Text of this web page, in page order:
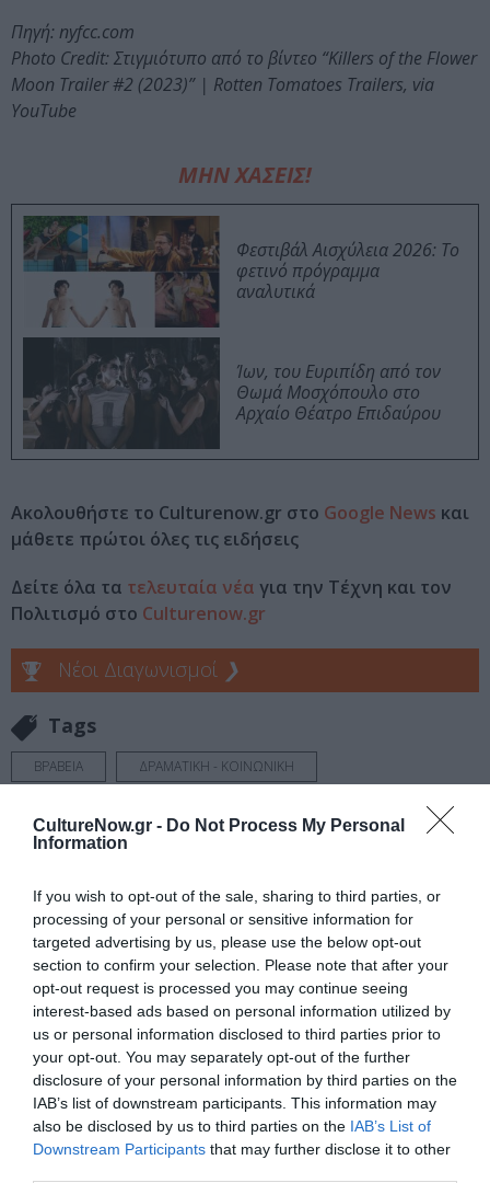
CultureNow.gr - Do Not Process My Personal
Information
If you wish to opt-out of the sale, sharing to third parties, or
processing of your personal or sensitive information for
targeted advertising by us, please use the below opt-out
section to confirm your selection. Please note that after your
opt-out request is processed you may continue seeing
interest-based ads based on personal information utilized by
us or personal information disclosed to third parties prior to
your opt-out. You may separately opt-out of the further
disclosure of your personal information by third parties on the
IAB’s list of downstream participants. This information may
also be disclosed by us to third parties on the IAB’s List of
Downstream Participants that may further disclose it to other
Πηγή: nyfcc.com
Photo Credit: Στιγμιότυπο από το βίντεο “Killers of the Flower
Moon Trailer #2 (2023)” | Rotten Tomatoes Trailers, via
YouTube
ΜΗΝ ΧΑΣΕΙΣ!
Φεστιβάλ Αισχύλεια 2026: Το
φετινό πρόγραμμα
αναλυτικά
Ίων, του Ευριπίδη από τον
Θωμά Μοσχόπουλο στο
Αρχαίο Θέατρο Επιδαύρου
Ακολουθήστε το Culturenow.gr στο Google News και
μάθετε πρώτοι όλες τις ειδήσεις
Δείτε όλα τα τελευταία νέα για την Τέχνη και τον
Πολιτισμό στο Culturenow.gr
Νέοι Διαγωνισμοί ❯
Tags
ΒΡΑΒΕΙΑ
ΔΡΑΜΑΤΙΚΗ - ΚΟΙΝΩΝΙΚΗ
ΞΕΝΕΣ ΤΑΙΝΙΕΣ
ΦΑΝΤΑΣΙΑΣ - ANIMATION
Newsletter
Κάθε βδομάδα στο e-mail σας τα τελευταία νέα για
την Τέχνη και τον Πολιτισμό!
Ακολουθήστε το Culturenow.gr